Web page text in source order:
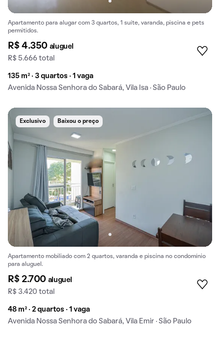
Apartamento para alugar com 3 quartos, 1 suíte, varanda, piscina e pets
permitidos.
R$ 4.350 aluguel
R$ 5.666 total
135 m² · 3 quartos · 1 vaga
Avenida Nossa Senhora do Sabará, Vila Isa · São Paulo
Exclusivo Baixou o preço
Apartamento mobiliado com 2 quartos, varanda e piscina no condomínio
para aluguel.
R$ 2.700 aluguel
R$ 3.420 total
48 m² · 2 quartos · 1 vaga
Avenida Nossa Senhora do Sabará, Vila Emir · São Paulo